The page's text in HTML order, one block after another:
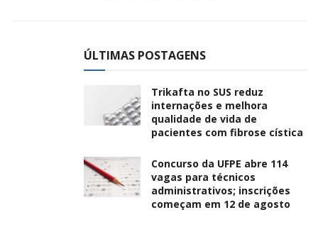
ÚLTIMAS POSTAGENS
Trikafta no SUS reduz
internações e melhora
qualidade de vida de
pacientes com fibrose cística
Concurso da UFPE abre 114
vagas para técnicos
administrativos; inscrições
começam em 12 de agosto